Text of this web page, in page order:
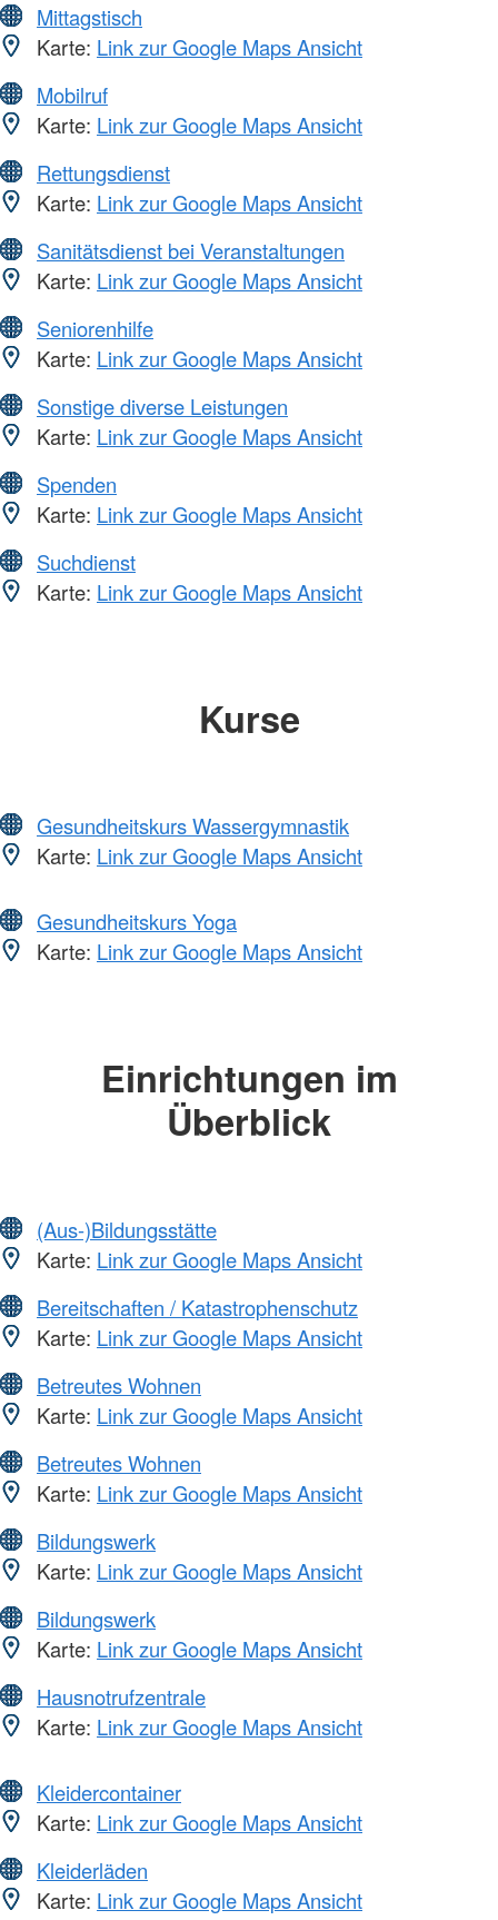
Mittagstisch
Karte: Link zur Google Maps Ansicht
Mobilruf
Karte: Link zur Google Maps Ansicht
Rettungsdienst
Karte: Link zur Google Maps Ansicht
Sanitätsdienst bei Veranstaltungen
Karte: Link zur Google Maps Ansicht
Seniorenhilfe
Karte: Link zur Google Maps Ansicht
Sonstige diverse Leistungen
Karte: Link zur Google Maps Ansicht
Spenden
Karte: Link zur Google Maps Ansicht
Suchdienst
Karte: Link zur Google Maps Ansicht
Kurse
Gesundheitskurs Wassergymnastik
Karte: Link zur Google Maps Ansicht
Gesundheitskurs Yoga
Karte: Link zur Google Maps Ansicht
Einrichtungen im
Überblick
(Aus-)Bildungsstätte
Karte: Link zur Google Maps Ansicht
Bereitschaften / Katastrophenschutz
Karte: Link zur Google Maps Ansicht
Betreutes Wohnen
Karte: Link zur Google Maps Ansicht
Betreutes Wohnen
Karte: Link zur Google Maps Ansicht
Bildungswerk
Karte: Link zur Google Maps Ansicht
Bildungswerk
Karte: Link zur Google Maps Ansicht
Hausnotrufzentrale
Karte: Link zur Google Maps Ansicht
Kleidercontainer
Karte: Link zur Google Maps Ansicht
Kleiderläden
Karte: Link zur Google Maps Ansicht